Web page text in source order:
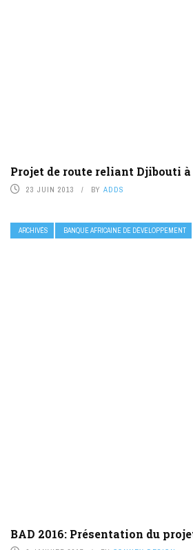
Projet de route reliant Djibouti
23 JUIN 2013 BY ADDS
ARCHIVÉS BANQUE AFRICAINE DE DÉVELOPPEMENT
BAD 2016: Présentation du